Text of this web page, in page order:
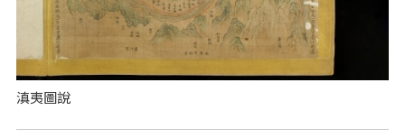
滇夷圖說